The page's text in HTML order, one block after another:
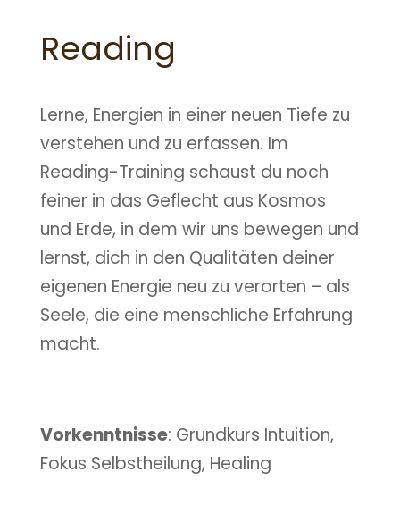
Reading
Lerne, Energien in einer neuen Tiefe zu
verstehen und zu erfassen. Im
Reading-Training schaust du noch
feiner in das Geflecht aus Kosmos
und Erde, in dem wir uns bewegen und
lernst, dich in den Qualitäten deiner
eigenen Energie neu zu verorten – als
Seele, die eine menschliche Erfahrung
macht.
Vorkenntnisse: Grundkurs Intuition,
Fokus Selbstheilung, Healing